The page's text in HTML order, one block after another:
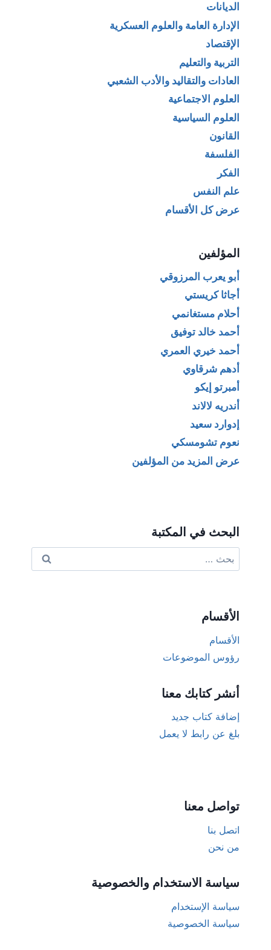
الديانات
الإدارة العامة والعلوم العسكرية
الإقتصاد
التربية والتعليم
العادات والتقاليد والأدب الشعبي
العلوم الاجتماعية
العلوم السياسية
القانون
الفلسفة
الفكر
علم النفس
عرض كل الأقسام
المؤلفين
أبو يعرب المرزوقي
أجاثا كريستي
أحلام مستغانمي
أحمد خالد توفيق
أحمد خيري العمري
أدهم شرقاوي
أمبرتو إيكو
أندريه لالاند
إدوارد سعيد
نعوم تشومسكي
عرض المزيد من المؤلفين
البحث في المكتبة
عن:
الأقسام
الأقسام
رؤوس الموضوعات
أنشر كتابك معنا
إضافة كتاب جديد
بلغ عن رابط لا يعمل
تواصل معنا
اتصل بنا
من نحن
سياسة الاستخدام والخصوصية
سياسة الإستخدام
سياسة الخصوصية